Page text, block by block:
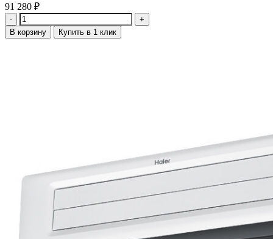
91 280 ₽
Количество
В корзину Купить в 1 клик